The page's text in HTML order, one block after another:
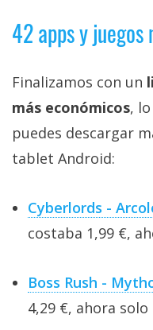
42 apps y
Finalizamos con un
más económicos,
puedes descargar
tablet Android:
Cyberlords -
costaba 1,99 €,
Boss Rush -
4,29 €, ahora solo